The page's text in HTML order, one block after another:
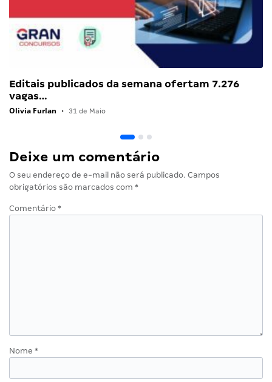
Editais publicados da semana ofertam 7.276
vagas…
Olivia Furlan • 31 de Maio
Deixe um comentário
O seu endereço de e-mail não será publicado. Campos
obrigatórios são marcados com *
Comentário *
Nome *